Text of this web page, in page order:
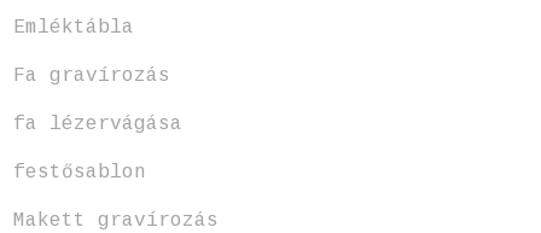
Emléktábla
Fa gravírozás
fa lézervágása
festősablon
Makett gravírozás